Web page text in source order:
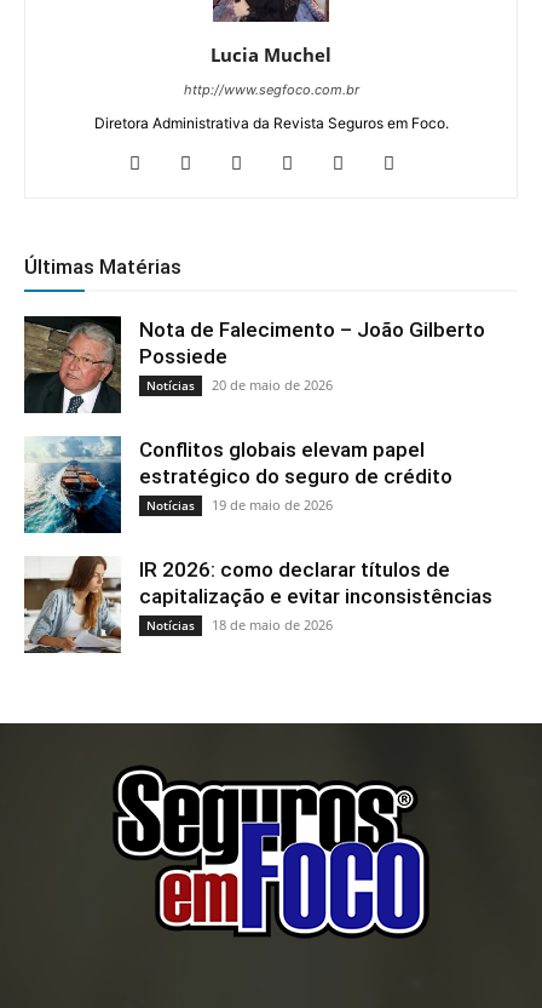
Lucia Muchel
http://www.segfoco.com.br
Diretora Administrativa da Revista Seguros em Foco.
Últimas Matérias
Nota de Falecimento – João Gilberto
Possiede
Notícias 20 de maio de 2026
Conflitos globais elevam papel
estratégico do seguro de crédito
Notícias 19 de maio de 2026
IR 2026: como declarar títulos de
capitalização e evitar inconsistências
Notícias 18 de maio de 2026